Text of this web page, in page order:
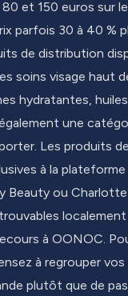
et 150 euros sur le
parfois 30 à 40 %
de distribution
soins visage haut
hydratantes,
une
Les produits
à la plateforme
Beauty ou
à OONOC.
à regrouper
plutôt que de